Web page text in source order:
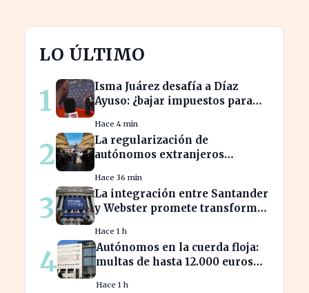
LO ÚLTIMO
1
Isma Juárez desafía a Díaz
Ayuso: ¿bajar impuestos para
Hace 4 min
2
La regularización de
autónomos extranjeros
empleo turístico
Hace 36 min
3
La integración entre Santander
y Webster promete transformar
Hace 1 h
4
Autónomos en la cuerda floja:
multas de hasta 12.000 euros
Hace 1 h